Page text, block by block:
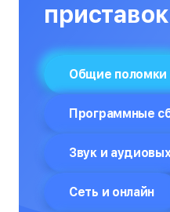
Оптические
Компьютеры
Пароварки
Планшеты
Плоттеры
приставок
Общие поломки
Программные
Звук и
Сеть и онлайн